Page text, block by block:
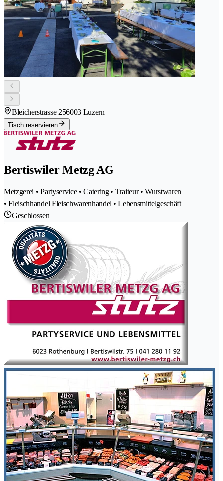
Bleicherstrasse 256003 Luzern
Tisch reservieren
Bertiswiler Metzg AG
Metzgerei • Partyservice • Catering • Traiteur • Wurstwaren
• Fleischhandel Fleischwarenhandel • Lebensmittelgeschäft
Geschlossen